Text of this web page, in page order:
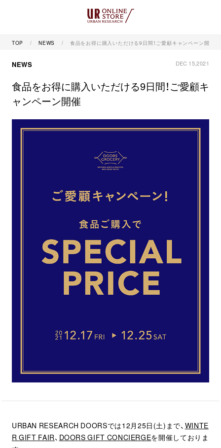
TOP NEWS 食品をお得に購入いただける9日間！ご愛顧キャンペーン開催
NEWS DEC 15,2021
食品をお得に購入いただける9日間！ご愛顧キ
ャンペーン開催
URBAN RESEARCH DOORSでは12月25日(土)まで、 WINTE
R GIFT FAIR、 DOORS GIFT CONCIERGEを開催しておりま